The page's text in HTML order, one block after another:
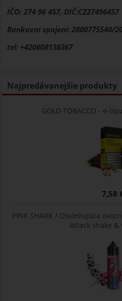
IČO: 274 96 457, DIČ:CZ27496457
Bankovní spojení: 2800775540/
tel: +420608138367
Najpredávanejšie produkty
GOLD TOBACCO - e-
7,58
PINK SHARK / Osviežujúca
Attack shake &